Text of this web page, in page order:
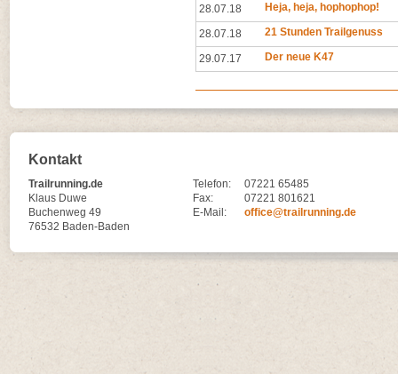
28.07.18 Heja, heja, hophophop!
28.07.18 21 Stunden Trailgenuss
29.07.17 Der neue K47
Kontakt
Trailrunning.de
Klaus Duwe
Buchenweg 49
76532 Baden-Baden
Telefon:
07221 65485
Fax:
07221 801621
E-Mail:
office@trailrunning.de